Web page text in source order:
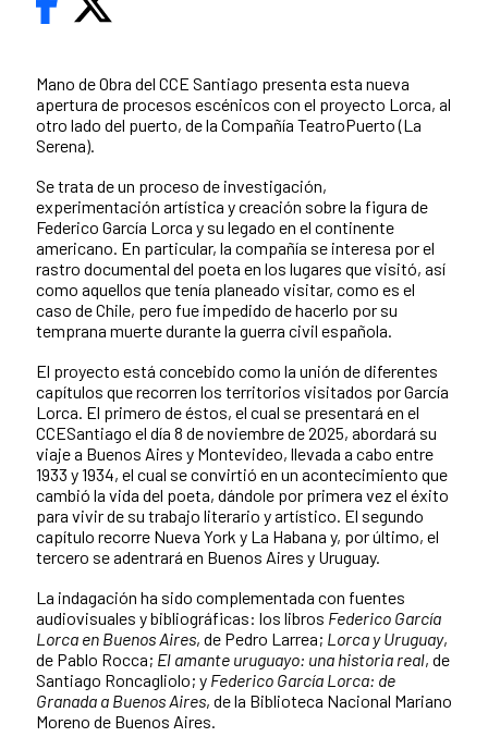
Mano de Obra del CCE Santiago presenta esta nueva
apertura de procesos escénicos con el proyecto Lorca, al
otro lado del puerto, de la Compañía TeatroPuerto (La
Serena).
Se trata de un proceso de investigación,
experimentación artística y creación sobre la figura de
Federico García Lorca y su legado en el continente
americano. En particular, la compañía se interesa por el
rastro documental del poeta en los lugares que visitó, así
como aquellos que tenía planeado visitar, como es el
caso de Chile, pero fue impedido de hacerlo por su
temprana muerte durante la guerra civil española.
El proyecto está concebido como la unión de diferentes
capítulos que recorren los territorios visitados por García
Lorca. El primero de éstos, el cual se presentará en el
CCESantiago el día 8 de noviembre de 2025, abordará su
viaje a Buenos Aires y Montevideo, llevada a cabo entre
1933 y 1934, el cual se convirtió en un acontecimiento que
cambió la vida del poeta, dándole por primera vez el éxito
para vivir de su trabajo literario y artístico. El segundo
capítulo recorre Nueva York y La Habana y, por último, el
tercero se adentrará en Buenos Aires y Uruguay.
La indagación ha sido complementada con fuentes
audiovisuales y bibliográficas: los libros Federico García
Lorca en Buenos Aires, de Pedro Larrea; Lorca y Uruguay,
de Pablo Rocca; El amante uruguayo: una historia real, de
Santiago Roncagliolo; y Federico García Lorca: de
Granada a Buenos Aires, de la Biblioteca Nacional Mariano
Moreno de Buenos Aires.